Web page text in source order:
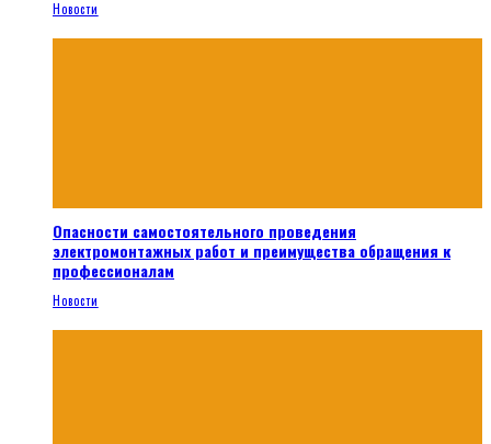
Новости
Опасности самостоятельного проведения
электромонтажных работ и преимущества обращения к
профессионалам
Новости